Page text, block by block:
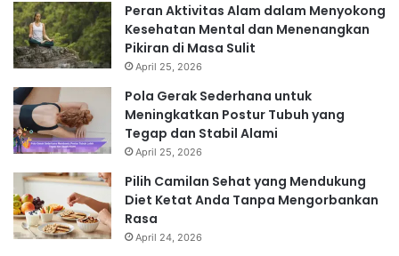
Peran Aktivitas Alam dalam Menyokong
Kesehatan Mental dan Menenangkan
Pikiran di Masa Sulit
April 25, 2026
Pola Gerak Sederhana untuk
Meningkatkan Postur Tubuh yang
Tegap dan Stabil Alami
April 25, 2026
Pilih Camilan Sehat yang Mendukung
Diet Ketat Anda Tanpa Mengorbankan
Rasa
April 24, 2026